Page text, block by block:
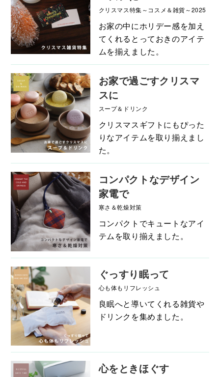
クリスマス特集～コスメ＆雑貨～2025
お家の中にホリデー感を加え
てくれるとっておきのアイテ
ムを揃えました。
お家で過ごすクリスマ
スに
スープ＆ドリンク
クリスマスギフトにもぴった
りなアイテムを取り揃えまし
た。
コンパクトなデザイン
家電で
寒さ＆乾燥対策
コンパクトでキュートなアイ
テムを取り揃えました。
ぐっすり眠って
心も体もリフレッシュ
良眠へと導いてくれる雑貨や
ドリンクを集めました。
心をときほぐす